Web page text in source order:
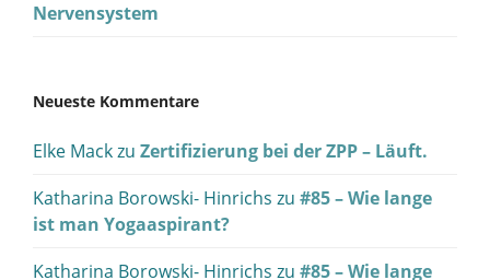
Nervensystem
Neueste Kommentare
Elke Mackzu Zertifizierung bei der ZPP – Läuft.
Katharina Borowski- Hinrichs zu #85 – Wie lange
ist man Yogaaspirant?
Katharina Borowski- Hinrichs zu #85 – Wie lange